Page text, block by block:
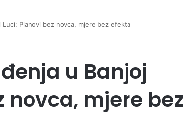
Luci: Planovi bez novca, mjere bez efekta
u Banjoj
novca, mjere bez